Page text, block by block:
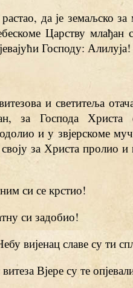
да је земаљско
Царству
Господу: Алилуја!
и светитеља
за Господа Христа
и у звјерскоме
своју за Христа пролио
си се крстио!
си задобио!
вијенац славе су ти
Вјере су те